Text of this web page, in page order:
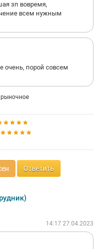
зп вовремя,
всем нужным
очень, порой совсем
рыночное
Ответить
14:17 27.04.2023